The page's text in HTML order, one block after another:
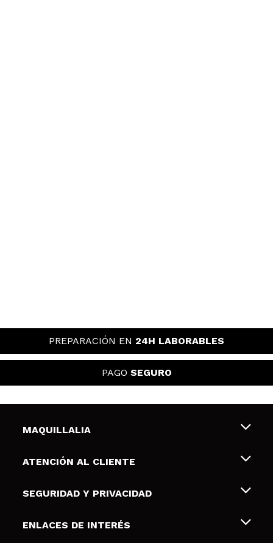
PREPARACIÓN EN 24H LABORABLES
PAGO SEGURO
MAQUILLALIA
Sobre nosotros
Tarjetas de Regalo
ATENCIÓN AL CLIENTE
Envíos y devoluciones
Formas de pago
SEGURIDAD Y PRIVACIDAD
Terminos y condiciones de uso
ENLACES DE INTERÉS